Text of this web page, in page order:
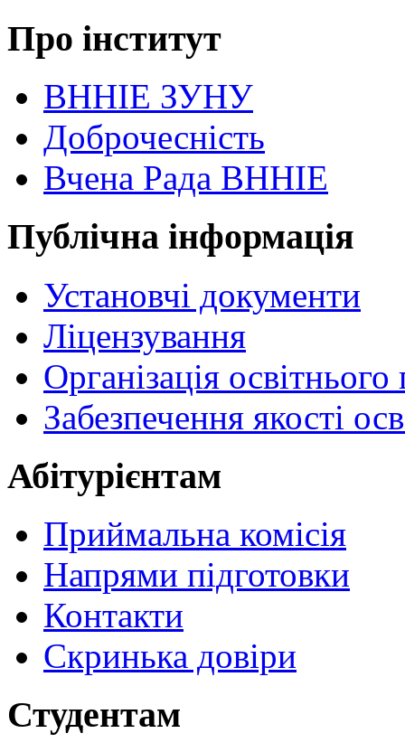
Про інститут
ВННІЕ ЗУНУ
Доброчесність
Вчена Рада ВННІЕ
Публічна інформація
Установчі документи
Ліцензування
Організація
Забезпечення якості
Абітурієнтам
Приймальна комісія
Напрями підготовки
Контакти
Скринька довіри
Студентам